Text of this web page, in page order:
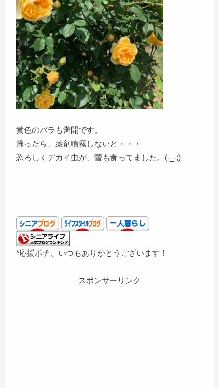
黄色のバラも満開です。
帰ったら、薬剤噴霧しないと・・・
恐ろしくデカイ虫が、蕾も食ってました。(-_-;)
*応援ポチ、いつもありがとうございます！
スポンサーリンク